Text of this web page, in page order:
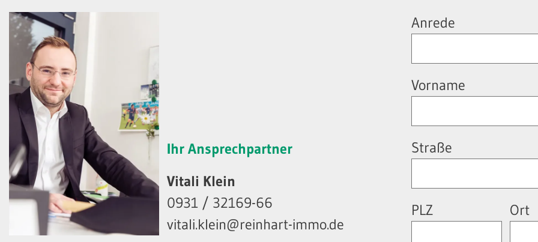
Ihr Ansprechpartner
Vitali Klein
0931 / 32169-66
vitali.klein@reinhart-immo.de
Anrede
Vorname
Straße
PLZ Ort